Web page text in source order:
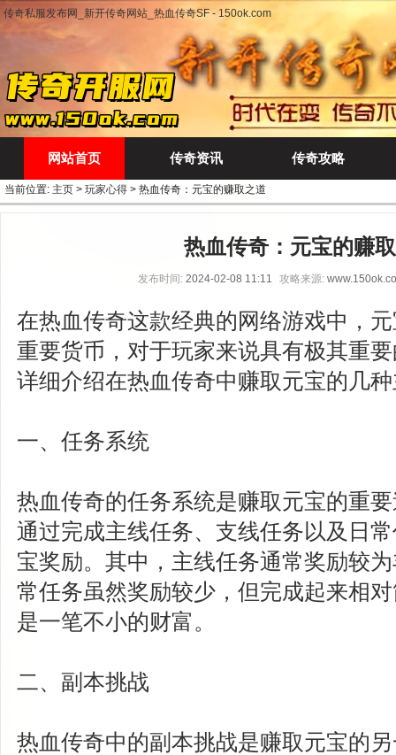
传奇私服发布网_新开传奇网站_热血传奇SF - 150ok.com
网站首页 传奇资讯 传奇攻略
当前位置: 主页 > 玩家心得 > 热血传奇：元宝的赚取之道
热血传奇：元宝的赚
发布时间: 2024-02-08 11:11 攻略来源:
在热血传奇这款经典的网络游戏中，
重要货币，对于玩家来说具有极其重
详细介绍在热血传奇中赚取元宝的几
一、任务系统
热血传奇的任务系统是赚取元宝的重
通过完成主线任务、支线任务以及日
宝奖励。其中，主线任务通常奖励较
常任务虽然奖励较少，但完成起来相
是一笔不小的财富。
二、副本挑战
热血传奇中的副本挑战是赚取元宝的